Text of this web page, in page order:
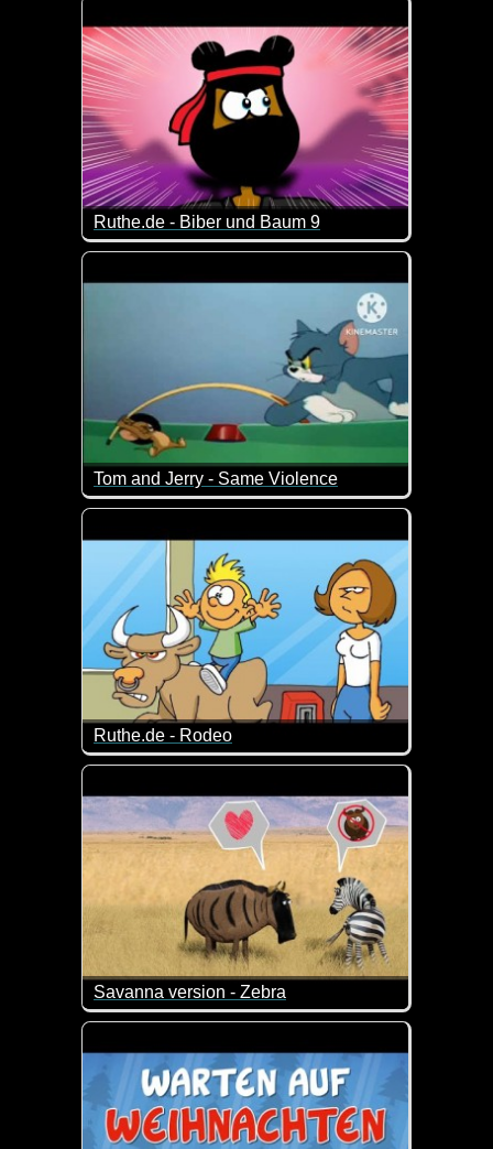
Ruthe.de - Biber und Baum 9
Es ist der Jahrhunderte alte Kampf "Nager gegen
Tom and Jerry - Same Violence
Wenn das nicht Nostalgie pur ist. Tom und Jerry in
Ruthe.de - Rodeo
Auch eine Art der Kindererziehung ;-)
Savanna version - Zebra
Bisschen verrückt, aber genau deshalb auch